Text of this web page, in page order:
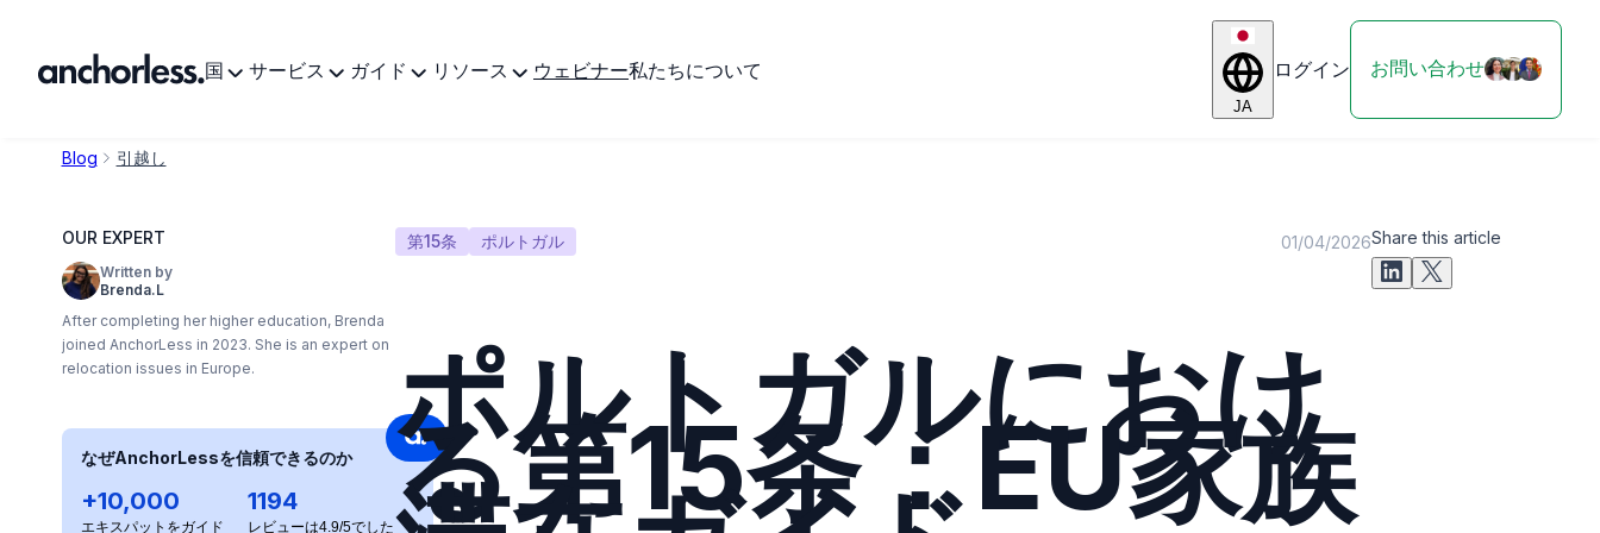
国 サービス ガイド リソース ウェビナー私たちについて
JA
ログイン お問い合わせ
Blog 引越し
OUR EXPERT
Written by
Brenda.L
After completing her higher education, Brenda
joined AnchorLess in 2023. She is an expert on
relocation issues in Europe.
なぜAnchorLessを信頼できるのか
+10,000
エキスパットをガイド
1194
レビューは4.9/5でした
第15条 ポルトガル 01/04/2026
ポルトガルにおけ
る第15条：EU家族
Share this article